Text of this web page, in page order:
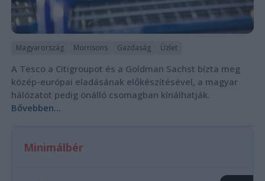
Magyarország Morrisons Gazdaság Üzlet
A Tesco a Citigroupot és a Goldman Sachst bízta meg
közép-európai eladásának előkészítésével, a magyar
hálózatot pedig önálló csomagban kínálhatják.
Bővebben...
Minimálbér